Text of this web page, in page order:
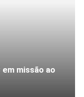
missão ao